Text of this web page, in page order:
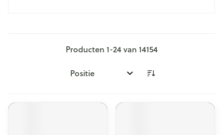
Producten 1-24van 14154
Sorteer op: